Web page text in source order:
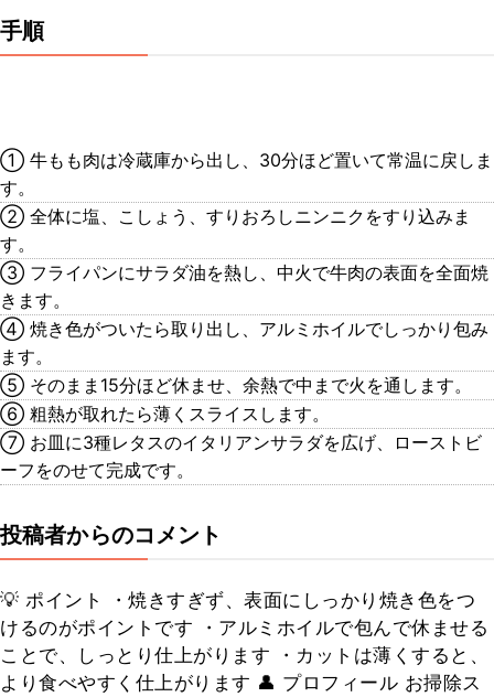
手順
① 牛もも肉は冷蔵庫から出し、30分ほど置いて常温に戻しま
す。
② 全体に塩、こしょう、すりおろしニンニクをすり込みま
す。
③ フライパンにサラダ油を熱し、中火で牛肉の表面を全面焼
きます。
④ 焼き色がついたら取り出し、アルミホイルでしっかり包み
ます。
⑤ そのまま15分ほど休ませ、余熱で中まで火を通します。
⑥ 粗熱が取れたら薄くスライスします。
⑦ お皿に3種レタスのイタリアンサラダを広げ、ローストビ
ーフをのせて完成です。
投稿者からのコメント
💡 ポイント ・焼きすぎず、表面にしっかり焼き色をつ
けるのがポイントです ・アルミホイルで包んで休ませる
ことで、しっとり仕上がります ・カットは薄くすると、
より食べやすく仕上がります 👤 プロフィール お掃除ス